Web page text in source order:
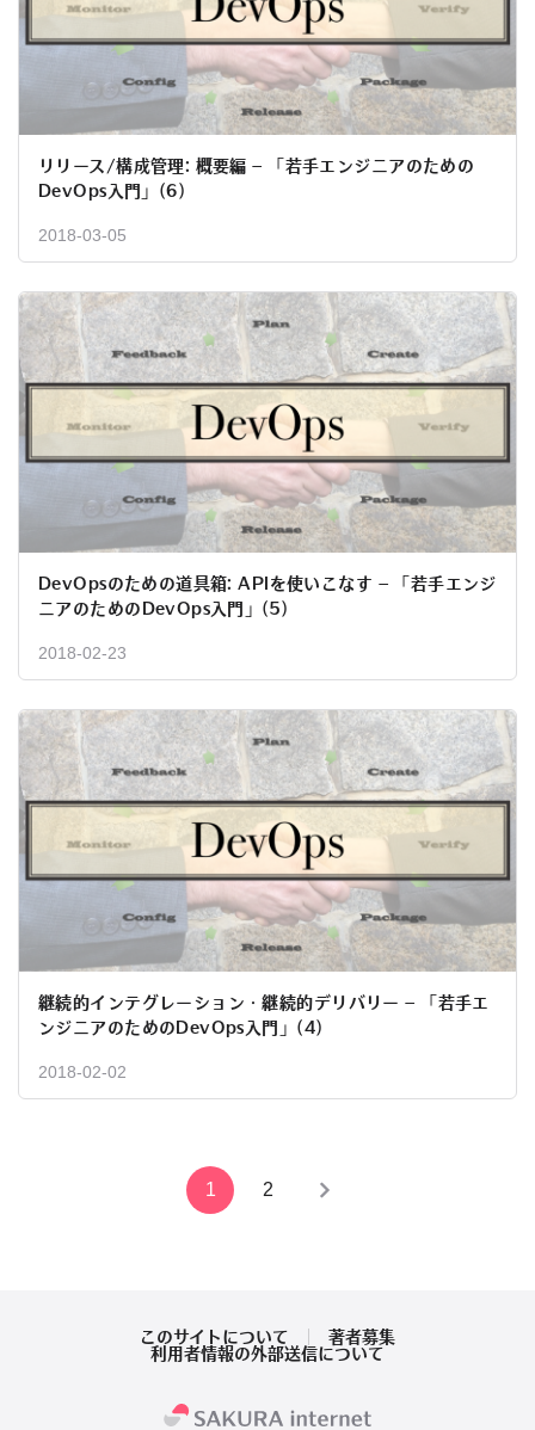
リリース/構成管理: 概要編 – 「若手エンジニアのための
DevOps入門」(6)
2018-03-05
DevOpsのための道具箱: APIを使いこなす – 「若手エンジ
ニアのためのDevOps入門」(5)
2018-02-23
継続的インテグレーション・継続的デリバリー – 「若手エ
ンジニアのためのDevOps入門」(4)
2018-02-02
1 2
このサイトについて
著者募集
利用者情報の外部送信について